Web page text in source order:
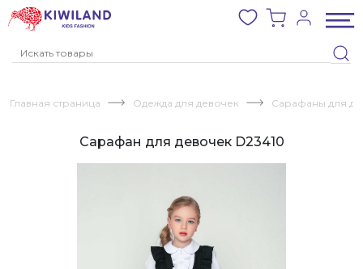
Главная страница Одежда для девочек Сарафаны для
Сарафан для девочек D23410